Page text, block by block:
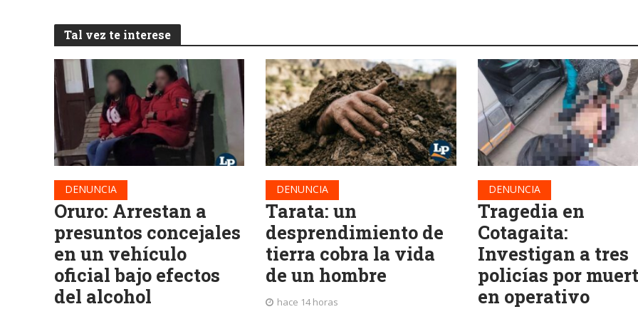
Tal vez te interese
DENUNCIA
Oruro: Arrestan a
presuntos concejales
en un vehículo
oficial bajo efectos
del alcohol
DENUNCIA
Tarata: un
desprendimiento de
tierra cobra la vida
de un hombre
hace 14 horas
DENUNCIA
Tragedia en
Cotagaita:
Investigan a tres
policías por
en operativo